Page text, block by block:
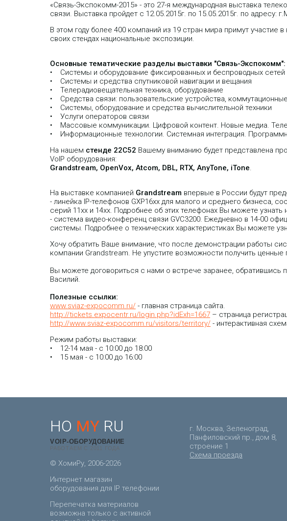
«Связь-Экспокомм-2015» - это 27-я международная выставка
связи. Выставка пройдет с 12.05.2015г. по 15.05.2015г. по
В этом году более 400 компаний из 19 стран мира примут
своих стендах национальные экспозиции.
Основные тематические разделы выставки "Связь-Экспокомм":
• Системы и оборудование фиксированных и беспроводных сетей
• Системы и средства спутниковой навигации и вещания
• Телерадиовещательная техника, оборудование
• Средства связи: пользовательские устройства,
• Системы, оборудование и средства вычислительной техники
• Услуги операторов связи
• Массовые коммуникации. Цифровой контент. Новые медиа.
• Информационные технологии. Системная интеграция.
На нашем стенде 22С52 Вашему вниманию будет представлена
VoIP оборудования:
Grandstream, OpenVox, Atcom, DBL, RTX, AnyTone, iTone.
На выставке компанией Grandstream впервые в России будут
- линейка IP-телефонов GXP16хх для малого и среднего бизнеса,
серий 11хх и 14хх. Подробнее об этих телефонах Вы можете
- система видео-конференц связи GVC3200. Ежедневно в 14-00
системы. Подробнее о технических характеристиках Вы можете
Хочу обратить Ваше внимание, что после демонстрации работы
компании Grandstream. Не упустите возможности получить ценные
Вы можете договориться с нами о встрече заранее, обратившись
Василий.
Полезные ссылки:
www.sviaz-expocomm.ru/ - главная страница сайта.
http://tickets.expocentr.ru/login.php?idExh=1667 – страница
http://www.sviaz-expocomm.ru/visitors/territory/ - интерактивная
Режим работы выставки:
• 12-14 мая - с 10:00 до 18:00
• 15 мая - с 10:00 до 16:00
HO MY RU
VOIP-ОБОРУДОВАНИЕ
РАБОТАЕМ С 2011 ГОДА
© ХомиРу, 2006-2026
Интернет магазин
оборудования для IP телефонии
Перепечатка материалов
возможна только с активной
г. Москва, Зеленоград,
Панфиловский пр., дом 8,
строение 1
Схема проезда